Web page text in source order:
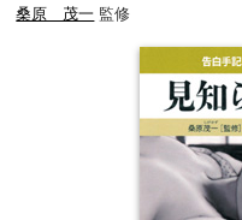
桑原 茂一 監修